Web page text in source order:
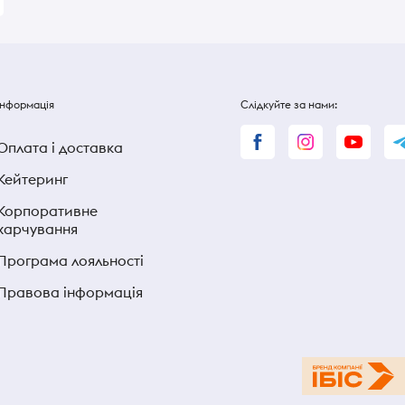
і доставка
лояльності
інформація
Слідкуйте за нами: